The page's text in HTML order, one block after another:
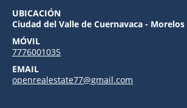
UBICACIÓN
Ciudad del Valle de Cuernavaca -
MÓVIL
7776001035
EMAIL
openrealestate77@gmail.com